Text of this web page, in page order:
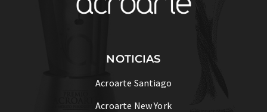
NOTICIAS
Acroarte Santiago
Acroarte New York